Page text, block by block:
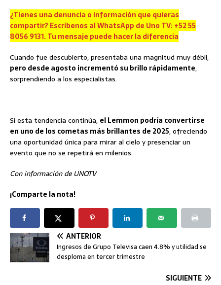
¿Tienes una denuncia o información que quieras
compartir? Escríbenos al WhatsApp de Uno TV: +52 55
8056 9131. Tu mensaje puede hacer la diferencia
Cuando fue descubierto, presentaba una magnitud muy débil,
pero desde agosto incrementó su brillo rápidamente,
sorprendiendo a los especialistas.
Si esta tendencia continúa, el Lemmon podría convertirse
en uno de los cometas más brillantes de 2025, ofreciendo
una oportunidad única para mirar al cielo y presenciar un
evento que no se repetirá en milenios.
Con información de UNOTV
¡Comparte la nota!
ANTERIOR
Ingresos de Grupo Televisa caen 4.8% y utilidad se
desploma en tercer trimestre
SIGUIENTE